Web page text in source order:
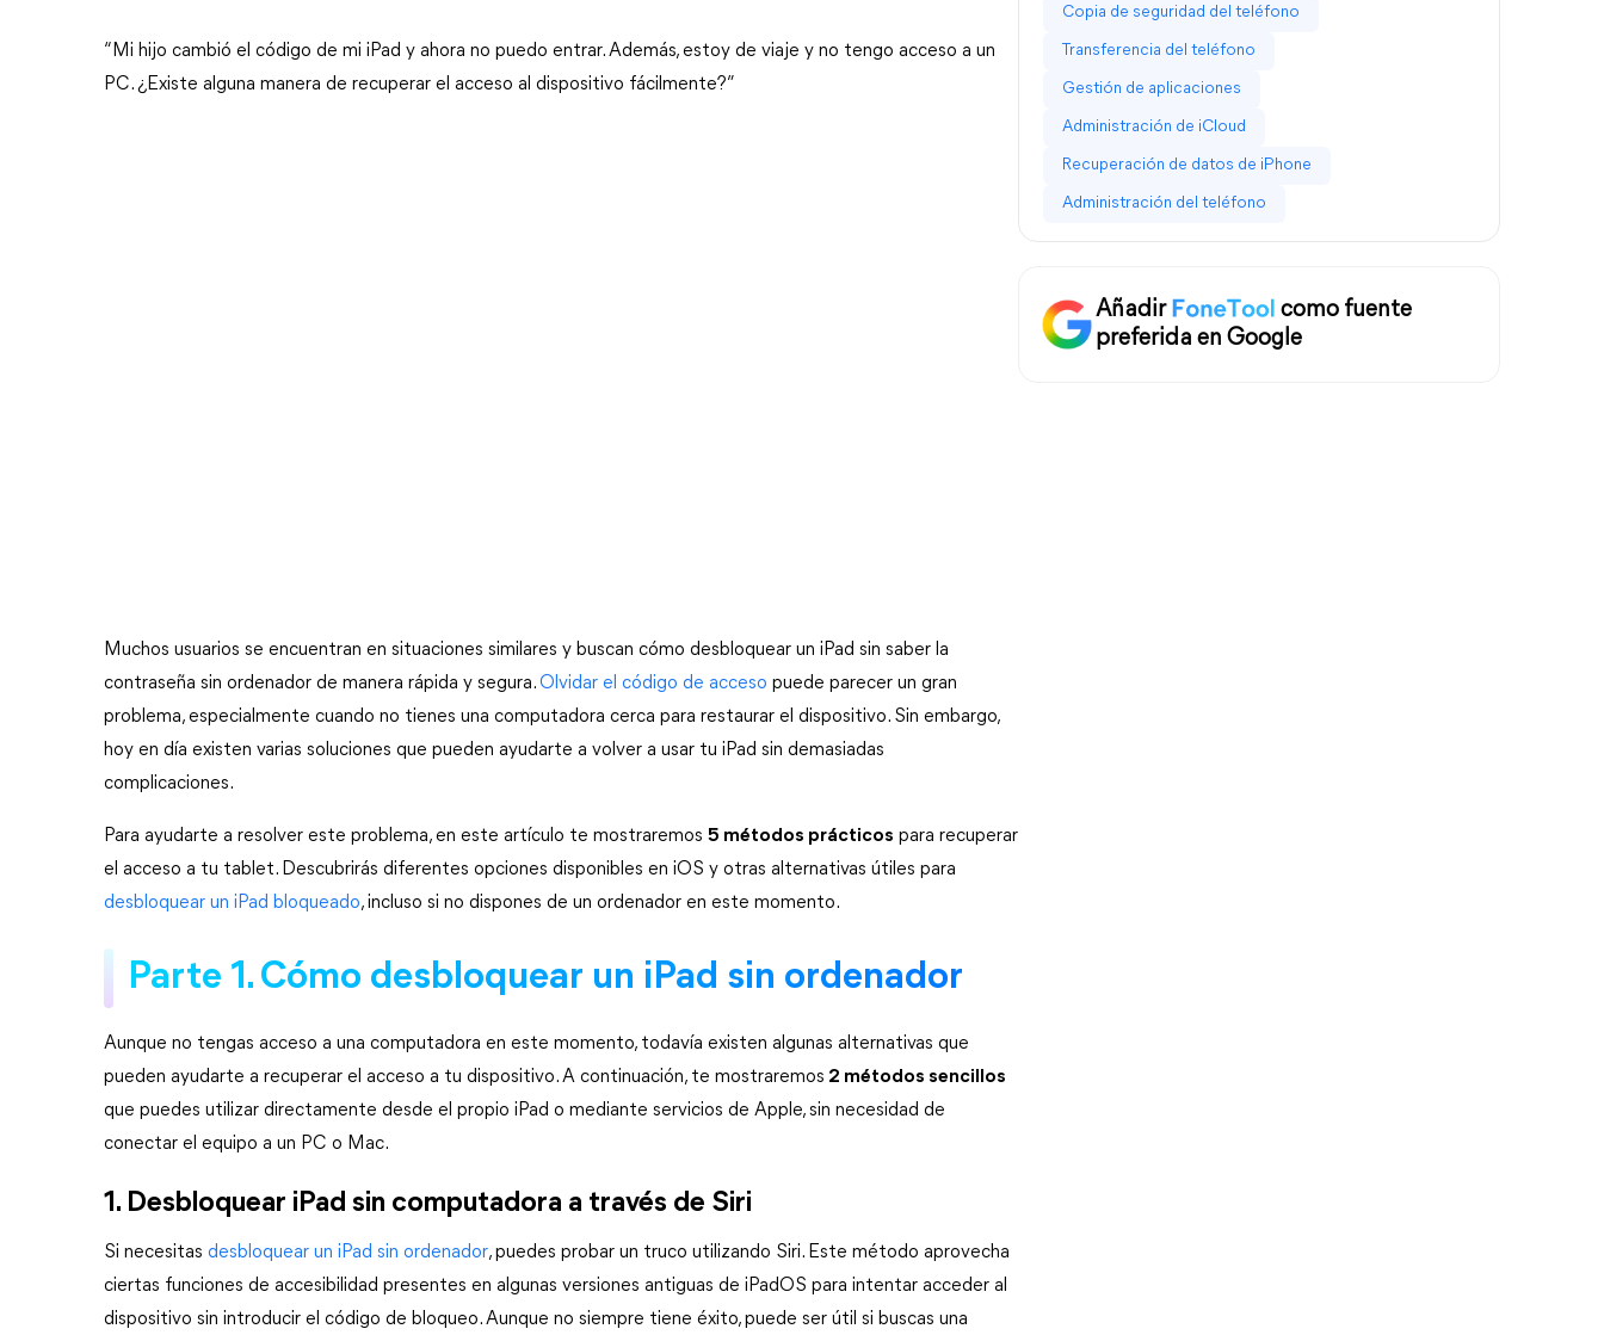
“Mi hijo cambió el código de mi iPad y ahora no puedo entrar. Además, estoy de viaje y no tengo acceso a un
PC. ¿Existe alguna manera de recuperar el acceso al dispositivo fácilmente?”
Muchos usuarios se encuentran en situaciones similares y buscan cómo desbloquear un iPad sin saber la
contraseña sin ordenador de manera rápida y segura. Olvidar el código de acceso puede parecer un gran
problema, especialmente cuando no tienes una computadora cerca para restaurar el dispositivo. Sin embargo,
hoy en día existen varias soluciones que pueden ayudarte a volver a usar tu iPad sin demasiadas
complicaciones.
Para ayudarte a resolver este problema, en este artículo te mostraremos 5 métodos prácticos para recuperar
el acceso a tu tablet. Descubrirás diferentes opciones disponibles en iOS y otras alternativas útiles para
desbloquear un iPad bloqueado, incluso si no dispones de un ordenador en este momento.
Parte 1. Cómo desbloquear un iPad sin ordenador
Aunque no tengas acceso a una computadora en este momento, todavía existen algunas alternativas que
pueden ayudarte a recuperar el acceso a tu dispositivo. A continuación, te mostraremos 2 métodos sencillos
que puedes utilizar directamente desde el propio iPad o mediante servicios de Apple, sin necesidad de
conectar el equipo a un PC o Mac.
1. Desbloquear iPad sin computadora a través de Siri
Si necesitas desbloquear un iPad sin ordenador, puedes probar un truco utilizando Siri. Este método aprovecha
ciertas funciones de accesibilidad presentes en algunas versiones antiguas de iPadOS para intentar acceder al
dispositivo sin introducir el código de bloqueo. Aunque no siempre tiene éxito, puede ser útil si buscas una
Copia de seguridad del teléfono
Transferencia del teléfono
Gestión de aplicaciones
Administración de iCloud
Recuperación de datos de iPhone
Administración del teléfono
Añadir
como fuente
preferida en Google